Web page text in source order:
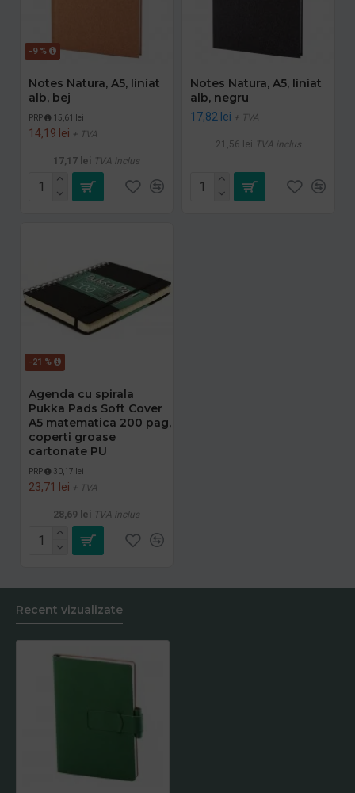
-9 %
Notes Natura, A5, liniat
alb, bej
PRP 15,61 lei
14,19 lei + TVA
17,17 lei TVA inclus
Notes Natura, A5, liniat
alb, negru
17,82 lei + TVA
21,56 lei TVA inclus
-21 %
Agenda cu spirala
Pukka Pads Soft Cover
A5 matematica 200 pag,
coperti groase
cartonate PU
PRP 30,17 lei
23,71 lei + TVA
28,69 lei TVA inclus
Recent vizualizate